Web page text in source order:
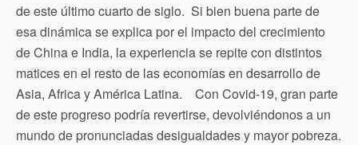
de este último cuarto de siglo. Si bien buena parte de
esa dinámica se explica por el impacto del crecimiento
de China e India, la experiencia se repite con distintos
matices en el resto de las economías en desarrollo de
Asia, Africa y América Latina. Con Covid-19, gran parte
de este progreso podría revertirse, devolviéndonos a un
mundo de pronunciadas desigualdades y mayor pobreza.